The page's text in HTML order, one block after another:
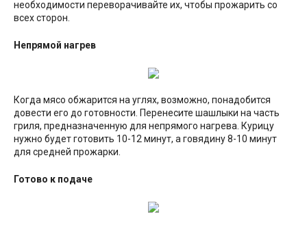
необходимости переворачивайте их, чтобы прожарить со
всех сторон.
Непрямой нагрев
Когда мясо обжарится на углях, возможно, понадобится
довести его до готовности. Перенесите шашлыки на часть
гриля, предназначенную для непрямого нагрева. Курицу
нужно будет готовить 10-12 минут, а говядину 8-10 минут
для средней прожарки.
Готово к подаче